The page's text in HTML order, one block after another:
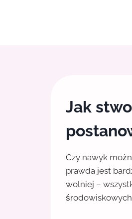
Jak
Czy nawyk
prawda jest
wolniej –